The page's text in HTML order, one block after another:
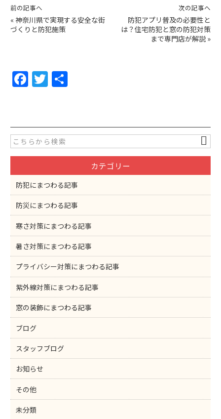
前の記事へ
« 神奈川県で実現する安全な街
づくりと防犯施策
次の記事へ
防犯アプリ普及の必要性と
は？住宅防犯と窓の防犯対策
まで専門店が解説 »
F
a
e
b
o
o
k
T
w
er
カテゴリー
防犯にまつわる記事
防災にまつわる記事
寒さ対策にまつわる記事
暑さ対策にまつわる記事
プライバシー対策にまつわる記事
紫外線対策にまつわる記事
窓の装飾にまつわる記事
ブログ
スタッフブログ
お知らせ
その他
未分類